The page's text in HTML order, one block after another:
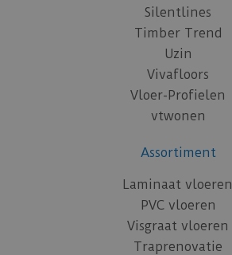
Silentlines
Timber Trend
Uzin
Vivafloors
Vloer-Profielen
vtwonen
Assortiment
Laminaat vloeren
PVC vloeren
Visgraat vloeren
Traprenovatie